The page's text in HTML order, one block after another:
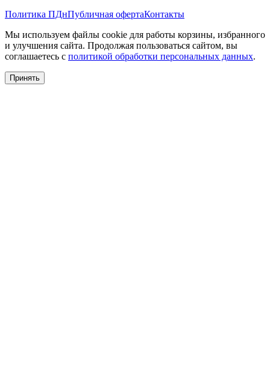
Политика ПДнПубличная офертаКонтакты
Мы используем файлы cookie для работы корзины, избранного
и улучшения сайта. Продолжая пользоваться сайтом, вы
соглашаетесь с политикой обработки персональных данных.
Принять